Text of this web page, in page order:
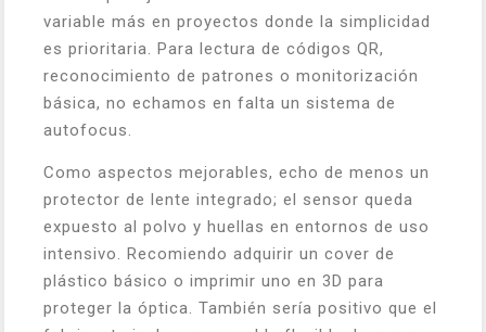
variable más en proyectos donde la simplicidad
es prioritaria. Para lectura de códigos QR,
reconocimiento de patrones o monitorización
básica, no echamos en falta un sistema de
autofocus.
Como aspectos mejorables, echo de menos un
protector de lente integrado; el sensor queda
expuesto al polvo y huellas en entornos de uso
intensivo. Recomiendo adquirir un cover de
plástico básico o imprimir uno en 3D para
proteger la óptica. También sería positivo que el